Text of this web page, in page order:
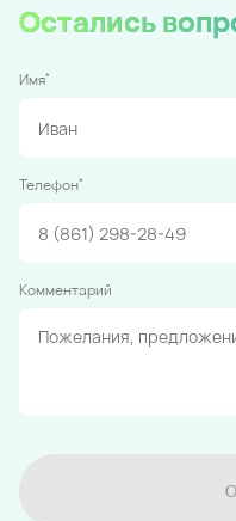
Остались
Имя*
Телефон*
Комментарий